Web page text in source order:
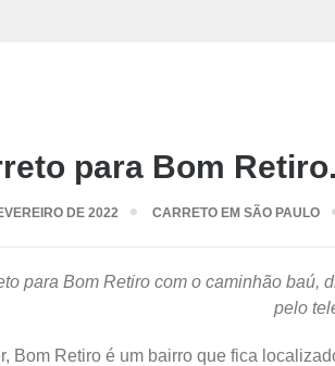
para Bom
DE 2022 CARRETO EM SÃO PAULO
para Bom Retiro com o caminhão baú,
pelo
Bom Retiro é um bairro que fica